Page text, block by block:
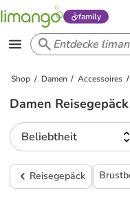
family
Shop Damen Accessoires
Damen Reisegepäck
Beliebtheit
Reisegepäck